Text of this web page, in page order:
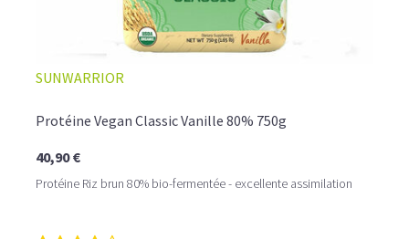
glacé, sans se sentir lourd ni affamé.
Latte Macchiato Glacé Protéiné
🍯 CAFÉ FRAPPÉ AU CARAMEL PROTÉINÉ
SUNWARRIOR
Protéine Vegan Classic Vanille 80% 750g
40,90 €
Protéine Riz brun 80% bio-fermentée - excellente assimilation